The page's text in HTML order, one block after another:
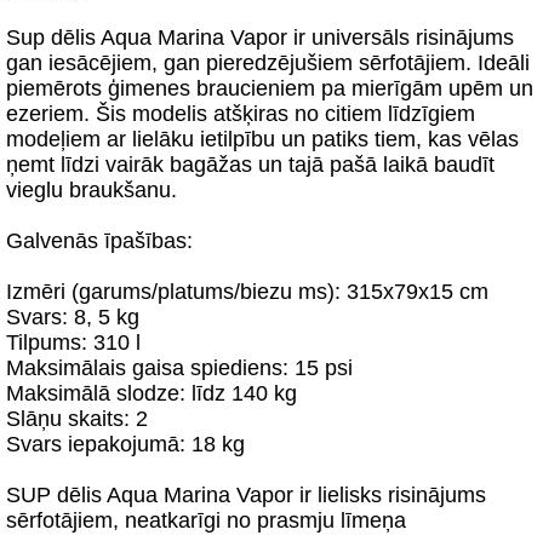
Sup dēlis Aqua Marina Vapor ir universāls risinājums
gan iesācējiem, gan pieredzējušiem sērfotājiem. Ideāli
piemērots ģimenes braucieniem pa mierīgām upēm un
ezeriem. Šis modelis atšķiras no citiem līdzīgiem
modeļiem ar lielāku ietilpību un patiks tiem, kas vēlas
ņemt līdzi vairāk bagāžas un tajā pašā laikā baudīt
vieglu braukšanu.
Galvenās īpašības:
Izmēri (garums/platums/biezu ms): 315x79x15 cm
Svars: 8, 5 kg
Tilpums: 310 l
Maksimālais gaisa spiediens: 15 psi
Maksimālā slodze: līdz 140 kg
Slāņu skaits: 2
Svars iepakojumā: 18 kg
SUP dēlis Aqua Marina Vapor ir lielisks risinājums
sērfotājiem, neatkarīgi no prasmju līmeņa